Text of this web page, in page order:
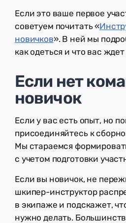
Если это ваше первое
советуем почитать «
новичков». В ней мы
как одеться и что вас
Если нет
новичок
Если у вас есть опыт, но
присоединяйтесь к
Мы стараемся
с учетом подготовки
Если вы новичок, не
шкипер-инструктор
в экипаже и подскажет,
нужно делать.